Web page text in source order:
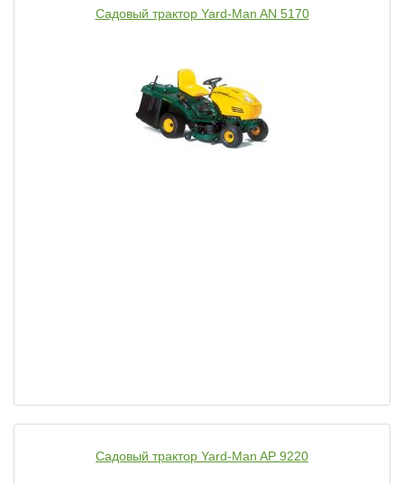
Садовый трактор Yard-Man AN 5170
Садовый трактор Yard-Man AP 9220